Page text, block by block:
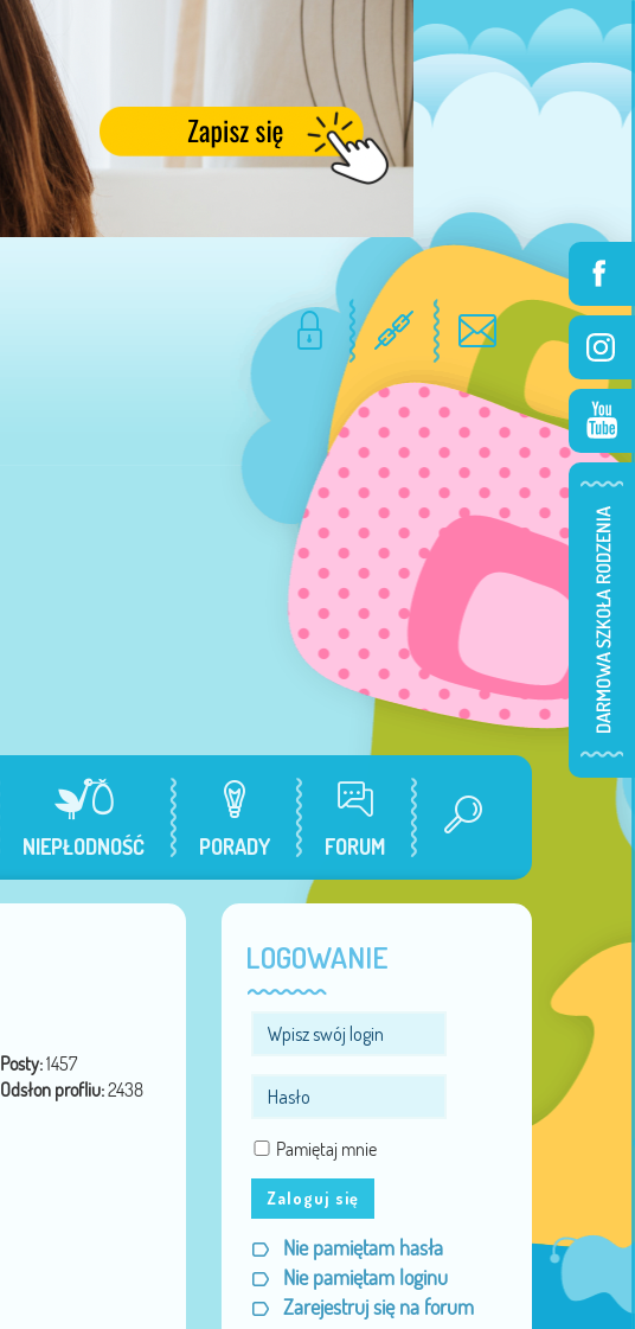
NIEPŁODNOŚĆ PORADY FORUM
Posty:1457
Odsłon profliu:2438
LOGOWANIE
Pamiętaj mnie
Zaloguj się
Nie pamiętam hasła
Nie pamiętam loginu
Zarejestruj się na forum